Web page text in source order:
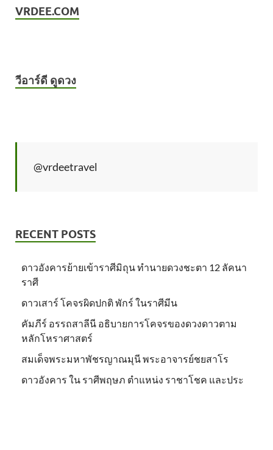
VRDEE.COM
วีอาร์ดี ดูดวง
@vrdeetravel
RECENT POSTS
ดาวอังคารย้ายเข้าราศีมิถุน ทำนายดวงชะตา 12 ลัคนา
ราศี
ดาวเสาร์ โคจรผิดปกติ พักร์ ในราศีมีน
คัมภีร์ อรรถสาลีนี อธิบายการโคจรของดวงดาวตาม
หลักโหราศาสตร์
สมเด็จพระมหาพัชรญาณมุนี พระอาจารย์ชยสาโร
ดาวอังคาร ใน ราศีพฤษภ ตำแหน่ง ราชาโชค และประ